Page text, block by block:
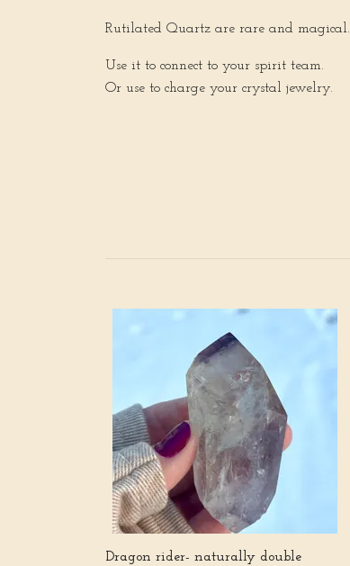
Rutilated Quartz are rare and magical.
Use it to connect to your spirit team.
Or use to charge your crystal jewelry.
Dragon rider- naturally double